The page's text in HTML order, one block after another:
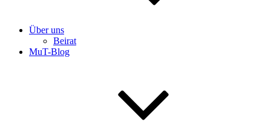
Über uns
Beirat
MuT-Blog